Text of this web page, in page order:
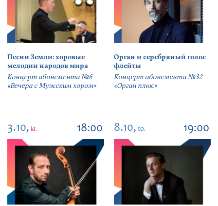
Песни Земли: хоровые
мелодии народов мира
Концерт абонемента №6
«Вечера с Мужским хором»
Орган и серебряный голос
флейты
Концерт абонемента №32
«Орган плюс»
3.10, la. 18:00 8.10, to. 19:00